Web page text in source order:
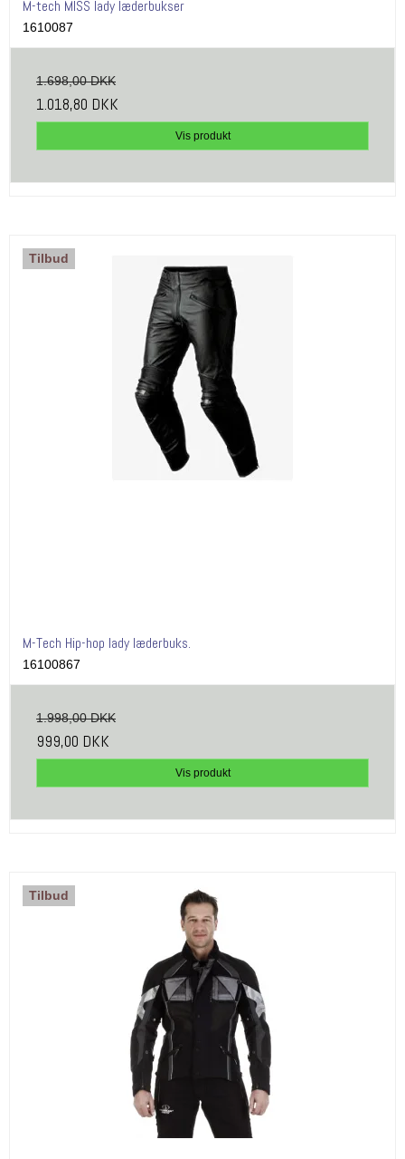
M-tech MISS lady læderbukser
1610087
1.698,00 DKK
1.018,80 DKK
Vis produkt
Tilbud
M-Tech Hip-hop lady læderbuks.
16100867
1.998,00 DKK
999,00 DKK
Vis produkt
Tilbud